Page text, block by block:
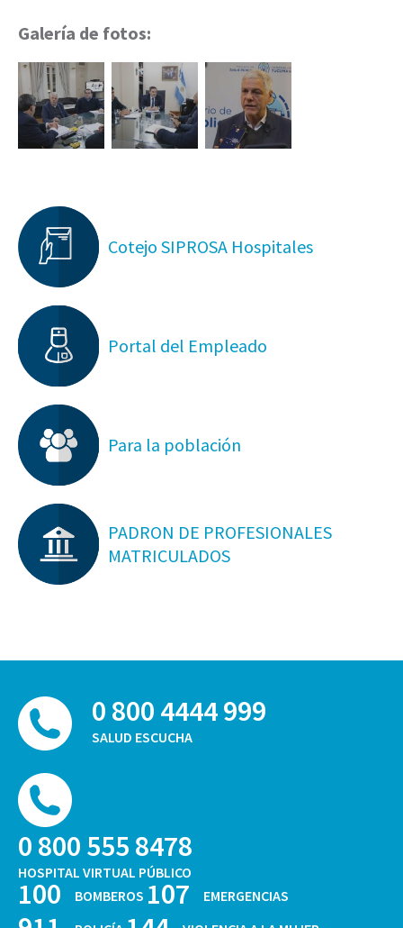
Galería de fotos:
Cotejo SIPROSA Hospitales
Portal del Empleado
Para la población
PADRON DE PROFESIONALES
MATRICULADOS
0 800 4444 999
SALUD ESCUCHA
0 800 555 8478
HOSPITAL VIRTUAL PÚBLICO
100 BOMBEROS 107 EMERGENCIAS